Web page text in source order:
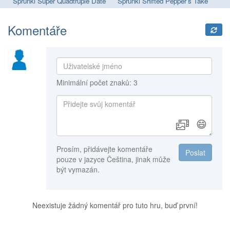
Komentáře
Minimální počet znaků: 3
😄
Poslat
Prosím, přidávejte komentáře
pouze v jazyce Čeština, jinak může
být vymazán.
Neexistuje žádný komentář pro tuto hru, buď první!